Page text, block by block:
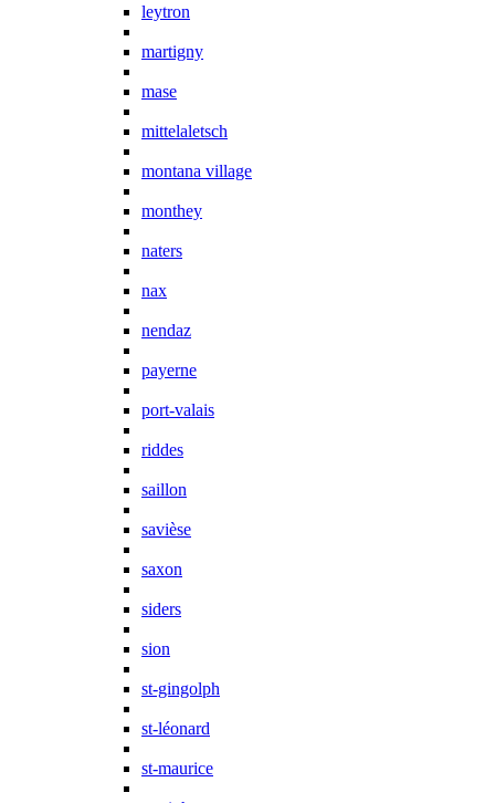
leytron
martigny
mase
mittelaletsch
montana village
monthey
naters
nax
nendaz
payerne
port-valais
riddes
saillon
savièse
saxon
siders
sion
st-gingolph
st-léonard
st-maurice